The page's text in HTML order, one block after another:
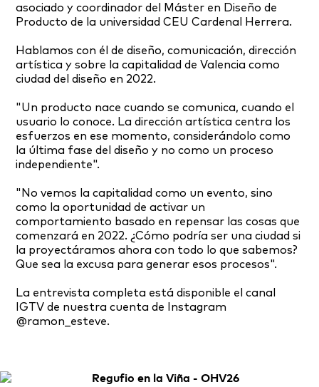
asociado y coordinador del Máster en Diseño de
Producto de la universidad CEU Cardenal Herrera.
Hablamos con él de diseño, comunicación, dirección
artística y sobre la capitalidad de Valencia como
ciudad del diseño en 2022.
"Un producto nace cuando se comunica, cuando el
usuario lo conoce. La dirección artística centra los
esfuerzos en ese momento, considerándolo como
la última fase del diseño y no como un proceso
independiente".
"No vemos la capitalidad como un evento, sino
como la oportunidad de activar un
comportamiento basado en repensar las cosas que
comenzará en 2022. ¿Cómo podría ser una ciudad si
la proyectáramos ahora con todo lo que sabemos?
Que sea la excusa para generar esos procesos".
La entrevista completa está disponible el canal
IGTV de nuestra cuenta de Instagram
@ramon_esteve.